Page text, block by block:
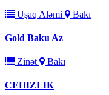
Uşaq Aləmi Bakı
Gold Baku Az
Zinət Bakı
CEHIZLIK